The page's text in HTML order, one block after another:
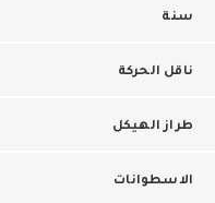
سنة
ناقل الحركة
طراز الهيكل
الاسطوانات